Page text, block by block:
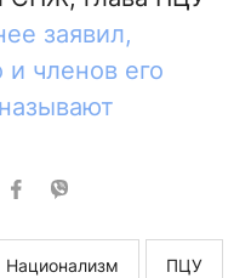
заявил,
и членов его
Национализм ПЦУ